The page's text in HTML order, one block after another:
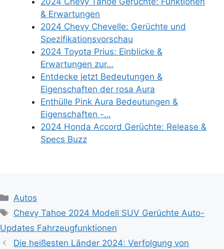
& Erwartungen
2024 Chevy Chevelle: Gerüchte und
Spezifikationsvorschau
2024 Toyota Prius: Einblicke &
Erwartungen zur…
Entdecke jetzt Bedeutungen &
Eigenschaften der rosa Aura
Enthülle Pink Aura Bedeutungen &
Eigenschaften -…
2024 Honda Accord Gerüchte: Release &
Specs Buzz
Categories
Autos
Tags
Chevy Tahoe 2024 Modell SUV Gerüchte Auto-
Updates Fahrzeugfunktionen
Die heißesten Länder 2024: Verfolgung von